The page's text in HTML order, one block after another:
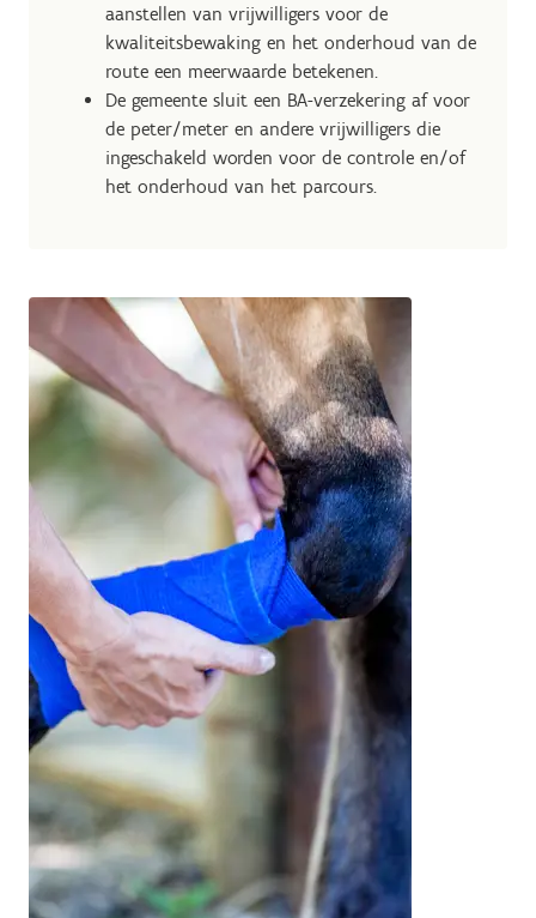
aanstellen van vrijwilligers voor de
kwaliteitsbewaking en het onderhoud van de
route een meerwaarde betekenen.
De gemeente sluit een BA-verzekering af voor
de peter/meter en andere vrijwilligers die
ingeschakeld worden voor de controle en/of
het onderhoud van het parcours.